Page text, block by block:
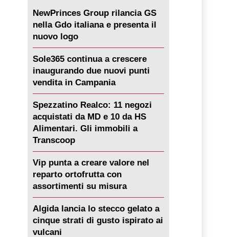
NewPrinces Group rilancia GS
nella Gdo italiana e presenta il
nuovo logo
Sole365 continua a crescere
inaugurando due nuovi punti
vendita in Campania
Spezzatino Realco: 11 negozi
acquistati da MD e 10 da HS
Alimentari. Gli immobili a
Transcoop
Vip punta a creare valore nel
reparto ortofrutta con
assortimenti su misura
Algida lancia lo stecco gelato a
cinque strati di gusto ispirato ai
vulcani